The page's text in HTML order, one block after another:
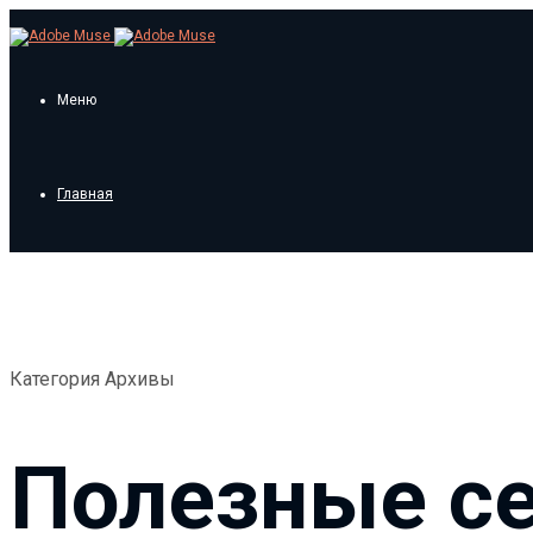
Меню
Главная
Photo Master
Категория Архивы
Полезные